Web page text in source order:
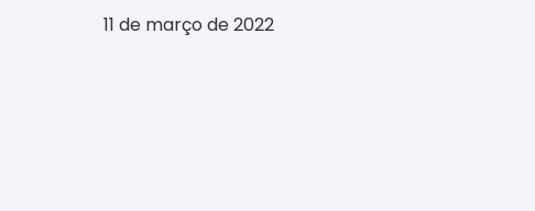
11 de março de 2022